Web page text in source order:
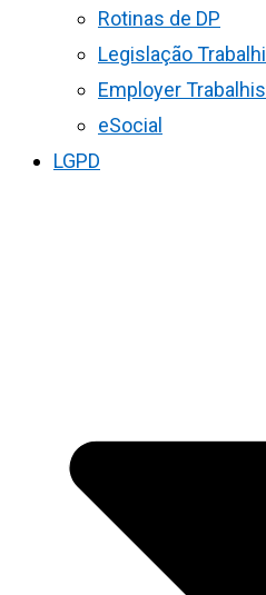
Rotinas de DP
Legislação
Employer
eSocial
LGPD